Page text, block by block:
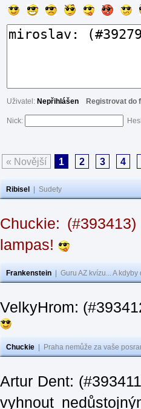
Uživatel: Nepřihlášen Registrovat do
Nick:
« Novější 1 2 3 4
Ribisel Sudety
Chuckie:
lampas!
Frankenstein Guru AZ kvízu... A
VelkyHrom:
Chuckie Praha nemůže za vaše
Artur Dent:
vyhnout